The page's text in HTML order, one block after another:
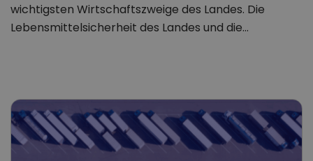
wichtigsten Wirtschaftszweige des Landes. Die
Lebensmittelsicherheit des Landes und die…